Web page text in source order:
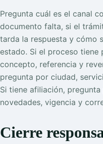
Pregunta cuál es el canal
documento falta, si el
tarda la respuesta y cómo
estado. Si el proceso tiene
concepto, referencia y
pregunta por ciudad,
Si tiene afiliación,
novedades, vigencia y
Cierre